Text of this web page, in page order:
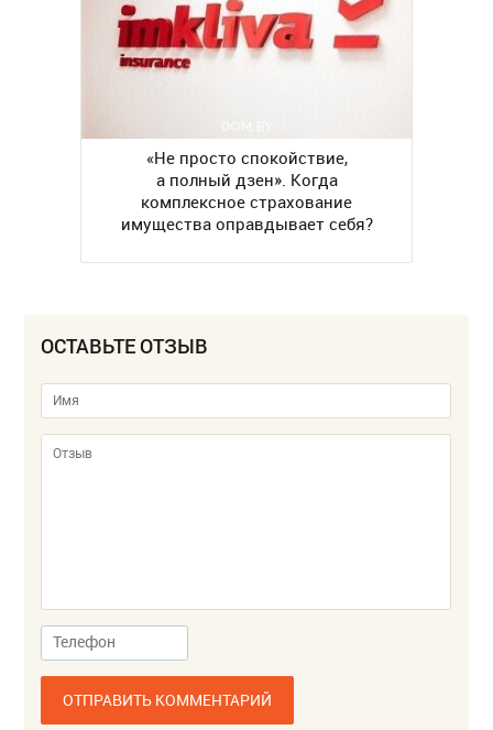
«Не просто спокойствие,
а полный дзен». Когда
комплексное страхование
имущества оправдывает себя?
ОСТАВЬТЕ ОТЗЫВ
ОТПРАВИТЬ КОММЕНТАРИЙ